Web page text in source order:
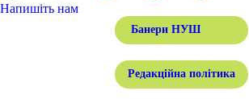
Напишіть нам
Банери НУШ
Редакційна політика